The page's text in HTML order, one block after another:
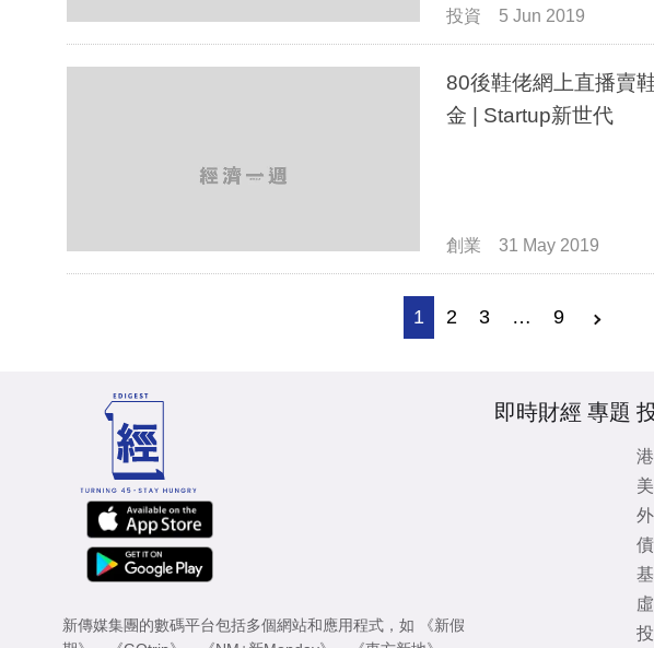
投資 5 Jun 2019
80後鞋佬網上直播賣
金 | Startup新世代
創業 31 May 2019
1 2 3 … 9
新傳媒集團的數碼平台包括多個網站和應用程式，如
《新假
即時財經 專題